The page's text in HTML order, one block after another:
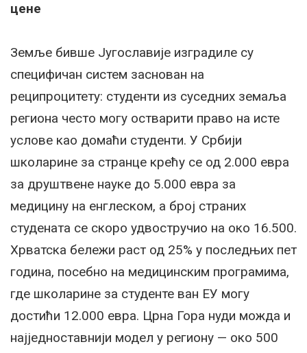
цене
Земље бивше Југославије изградиле су
специфичан систем заснован на
реципроцитету: студенти из суседних земаља
региона често могу остварити право на исте
услове као домаћи студенти. У Србији
школарине за странце крећу се од 2.000 евра
за друштвене науке до 5.000 евра за
медицину на енглеском, а број страних
студената се скоро удвостручио на око 16.500.
Хрватска бележи раст од 25% у последњих пет
година, посебно на медицинским програмима,
где школарине за студенте ван ЕУ могу
достићи 12.000 евра. Црна Гора нуди можда и
најједноставнији модел у региону — око 500